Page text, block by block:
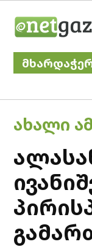
POSTED
ᲐᲮᲐᲚᲘ